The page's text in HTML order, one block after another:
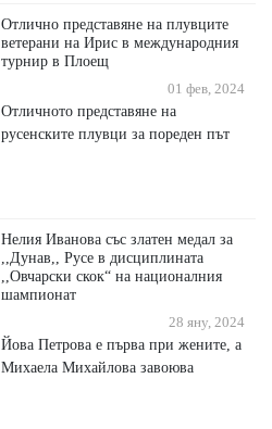
Отлично представяне на плувците
ветерани на Ирис в международния
турнир в Плоещ
01 фев, 2024
Отличното представяне на
русенските плувци за пореден път
Нелия Иванова със златен медал за
,,Дунав,, Русе в дисциплината
,,Овчарски скок“ на националния
шампионат
28 яну, 2024
Йова Петрова е първа при жените, а
Михаела Михайлова завоюва